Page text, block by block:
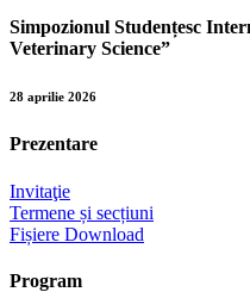
Simpozionul Studențesc
Veterinary Science”
28 aprilie 2026
Prezentare
Invitaţie
Termene și secțiuni
Fișiere Download
Program